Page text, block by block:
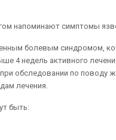
напоминают симптомы
болевым синдромом,
4 недель активного
обследовании по поводу
лечения.
быть: